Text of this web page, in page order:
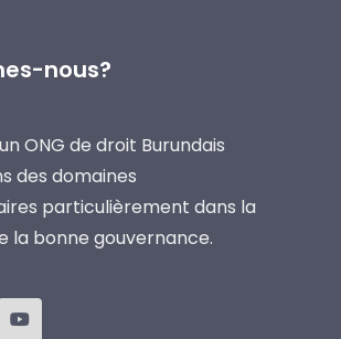
nous?
ONG de droit Burundais
des domaines
particulièrement dans la
la bonne gouvernance.